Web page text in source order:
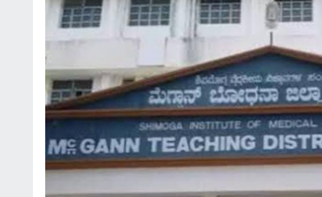
*ಡಾ.ಅಶ್ವಿನ್ ಹೆಬ್ಬಾರ್ ಅಮಾನತು ವಾಪಸ್
ಆದೇಶ ರದ್ದು* *ಲೈಂಗಿಕ ಕಿರುಕುಳ ಕ್ರಮಕ್ಕೆ
ಸೂಚನೆ ನೀಡಿದ ಹೈಕೋರ್ಟ್* *ಡಾ.ಅಶ್ವಿನ್
ಹೆಬ್ಬಾರ್ ಮತ್ತು ಡಾ.ವಿರುಪಾಕ್ಷಪ್ಪ ಮುಂದಿನ ಕಥೆ
ಏನು?*
August 6, 2026